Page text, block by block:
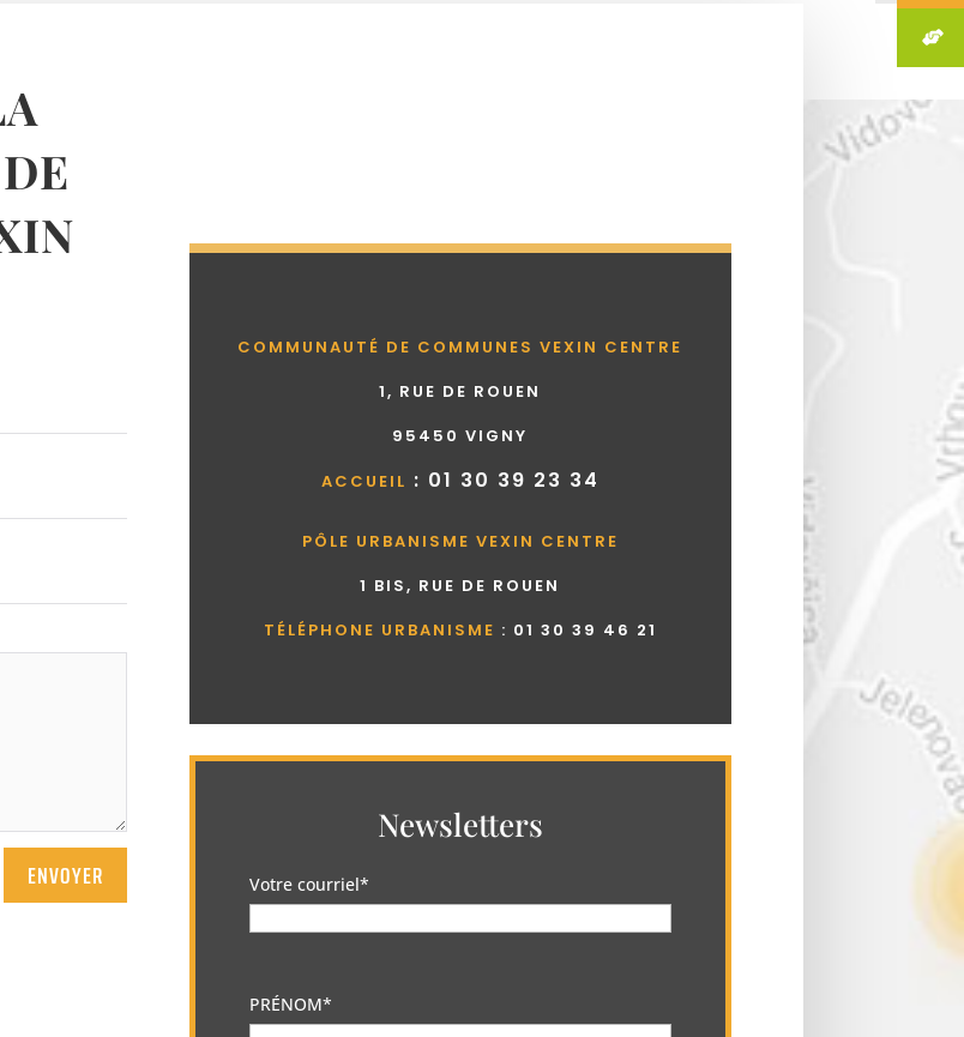
ENVOYER
COMMUNAUTÉ DE COMMUNES VEXIN CENTRE
1, RUE DE ROUEN
95450 VIGNY
ACCUEIL : 01 30 39 23 34
PÔLE URBANISME VEXIN CENTRE
1 BIS, RUE DE ROUEN
TÉLÉPHONE URBANISME : 01 30 39 46 21
Newsletters
Votre courriel*
PRÉNOM*